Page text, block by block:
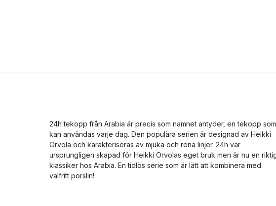
24h tekopp från Arabia är precis som namnet antyder, en tekopp som
kan användas varje dag. Den populära serien är designad av Heikki
Orvola och karakteriseras av mjuka och rena linjer. 24h var
ursprungligen skapad för Heikki Orvolas eget bruk men är nu en
klassiker hos Arabia. En tidlös serie som är lätt att kombinera med
valfritt porslin!